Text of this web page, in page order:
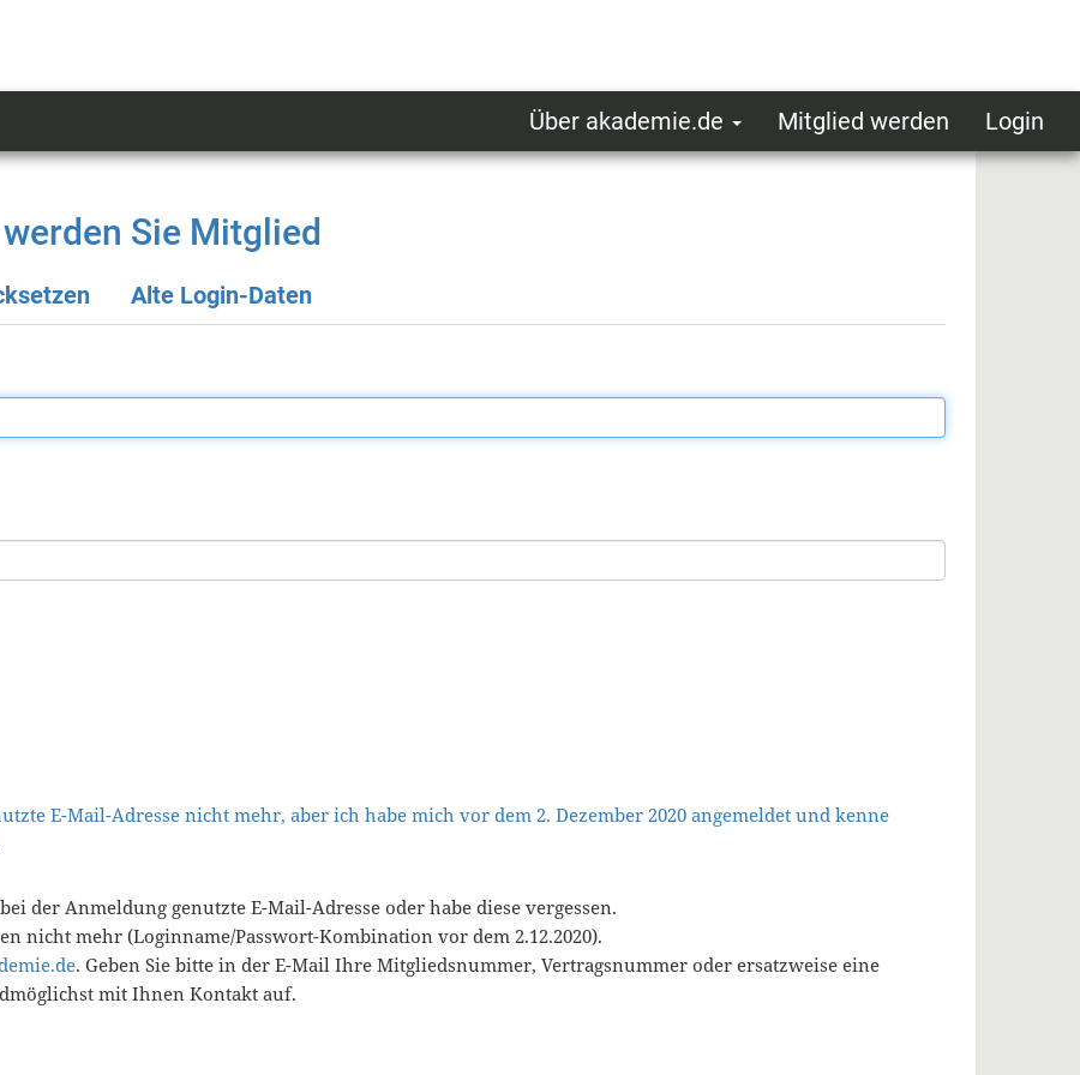
User
Über akademie.de Mitglied werden Login
werden Sie Mitglied
Alte Login-Daten
E-Mail-Adresse nicht mehr, aber ich habe mich vor dem 2. Dezember 2020 angemeldet und kenne
der Anmeldung genutzte E-Mail-Adresse oder habe diese vergessen.
nicht mehr (Loginname/Passwort-Kombination vor dem 2.12.2020).
. Geben Sie bitte in der E-Mail Ihre Mitgliedsnummer, Vertragsnummer oder ersatzweise eine
mit Ihnen Kontakt auf.